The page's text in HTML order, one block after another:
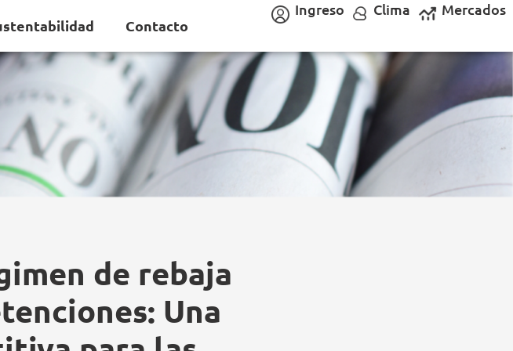
Contacto
Ingreso Clima Mercados
de rebaja
Una